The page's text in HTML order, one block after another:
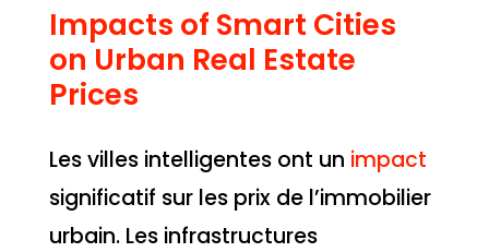
Impacts of Smart Cities
on Urban Real Estate
Prices
Les villes intelligentes ont un impact
significatif sur les prix de l’immobilier
urbain. Les infrastructures